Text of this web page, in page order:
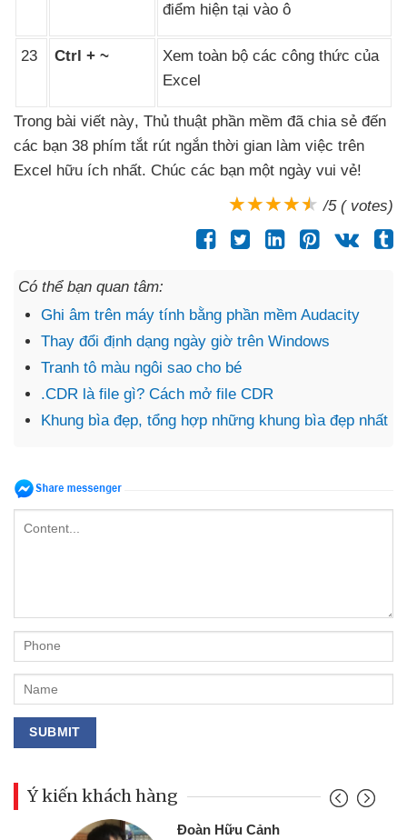
điểm hiện tại vào ô
23 Ctrl + ~ Xem toàn bộ các công thức của
Excel
Trong bài viết này, Thủ thuật phần mềm đã chia sẻ đến
các bạn 38 phím tắt rút ngắn thời gian làm việc trên
Excel hữu ích nhất. Chúc các bạn một ngày vui vẻ!
/5 ( votes)
Có thể bạn quan tâm:
Ghi âm trên máy tính bằng phần mềm Audacity
Thay đổi định dạng ngày giờ trên Windows
Tranh tô màu ngôi sao cho bé
.CDR là file gì? Cách mở file CDR
Khung bìa đẹp, tổng hợp những khung bìa đẹp nhất
Ý kiến khách hàng
Đoàn Hữu Cảnh